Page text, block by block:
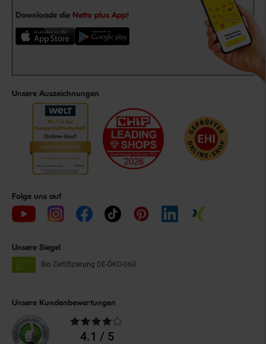
Downloade die Netto plus App!
Unsere Auszeichnungen
Folge uns auf
Unsere Siegel
Bio Zertifizierung DE-ÖKO-060
Unsere Kundenbewertungen
Durchschnittliche
Bewertungen4.1 / 5